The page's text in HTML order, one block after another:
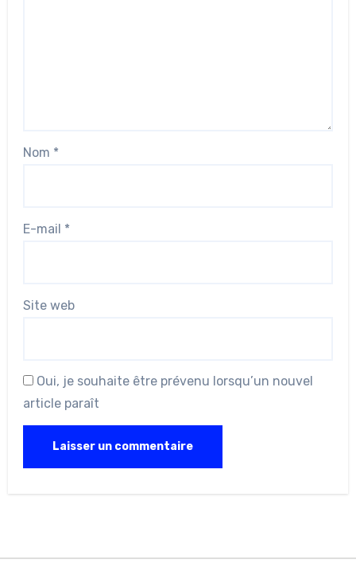
Nom *
E-mail *
Site web
Oui, je souhaite être prévenu lorsqu’un nouvel
article paraît